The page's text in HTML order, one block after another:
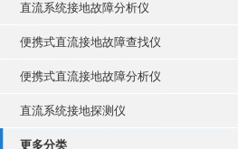
直流系统接地故障分析仪
便携式直流接地故障查找仪
便携式直流接地故障分析仪
直流系统接地探测仪
更多分类